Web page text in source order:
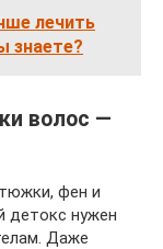
лечить
знаете?
волос —
фен и
детокс нужен
Даже